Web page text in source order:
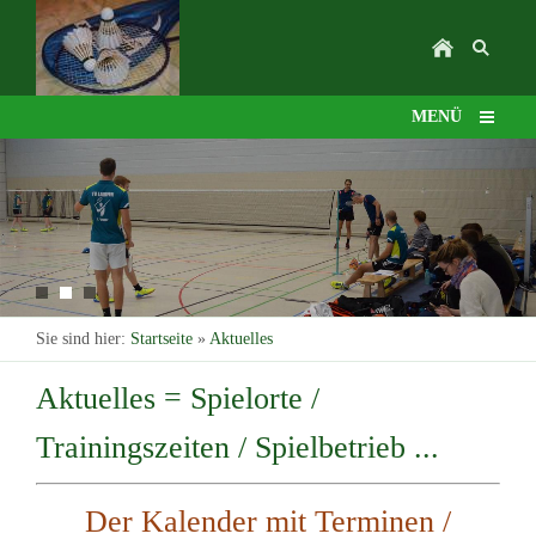
MENÜ
Sie sind hier: Startseite » Aktuelles
Aktuelles = Spielorte /
Trainingszeiten / Spielbetrieb ...
Der Kalender mit Terminen /